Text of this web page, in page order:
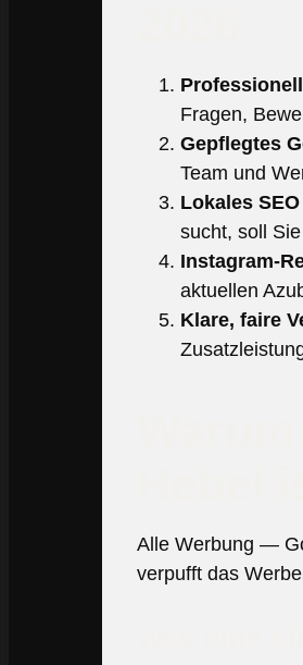
Fragen,
Gepflegtes
Team und
Lokales
sucht, soll
Instagram-
aktuellen
Klare, faire
Alle Werbung —
verpufft das